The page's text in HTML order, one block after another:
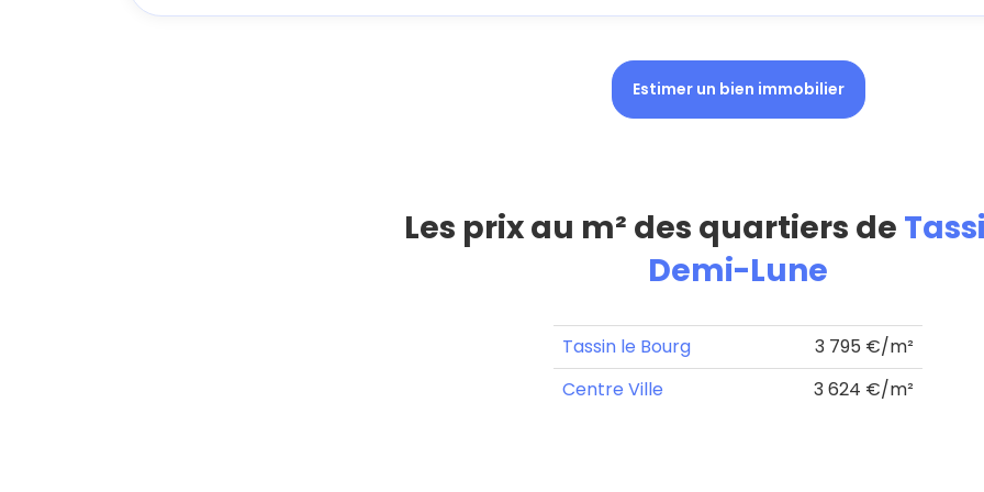
Estimer un bien immobilier
Les prix au m² des quartiers de
Demi-Lune
Tassin le Bourg
3 795 €/m²
Centre Ville
3 624 €/m²